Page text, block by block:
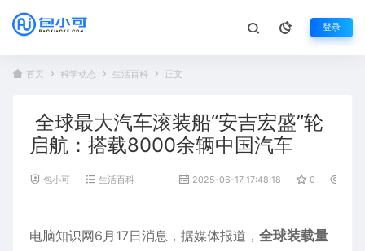
登录
首页 科学动态 生活百科 正文
全球最大汽车滚装船“安吉宏盛”轮
启航：搭载8000余辆中国汽车
包小可 生活百科 2025-06-17 17:48:18 0
电脑知识网6月17日消息，据媒体报道， 全球装载量